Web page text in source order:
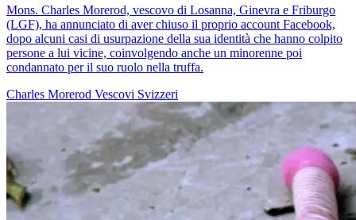
Mons. Charles Morerod, vescovo di Losanna, Ginevra e Friburgo
(LGF), ha annunciato di aver chiuso il proprio account Facebook,
dopo alcuni casi di usurpazione della sua identità che hanno colpito
persone a lui vicine, coinvolgendo anche un minorenne poi
condannato per il suo ruolo nella truffa.
Charles Morerod Vescovi Svizzeri